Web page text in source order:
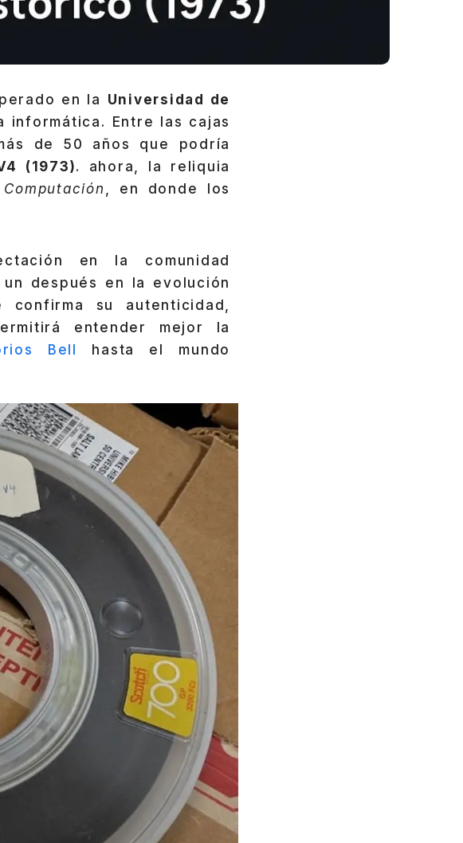
en la Universidad de
Entre las cajas
de 50 años que podría
(1973). ahora, la reliquia
, en donde los
en la comunidad
después en la evolución
su autenticidad,
entender mejor la
Bell
hasta el mundo